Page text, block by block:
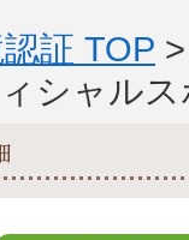
証 TOP
シャルス